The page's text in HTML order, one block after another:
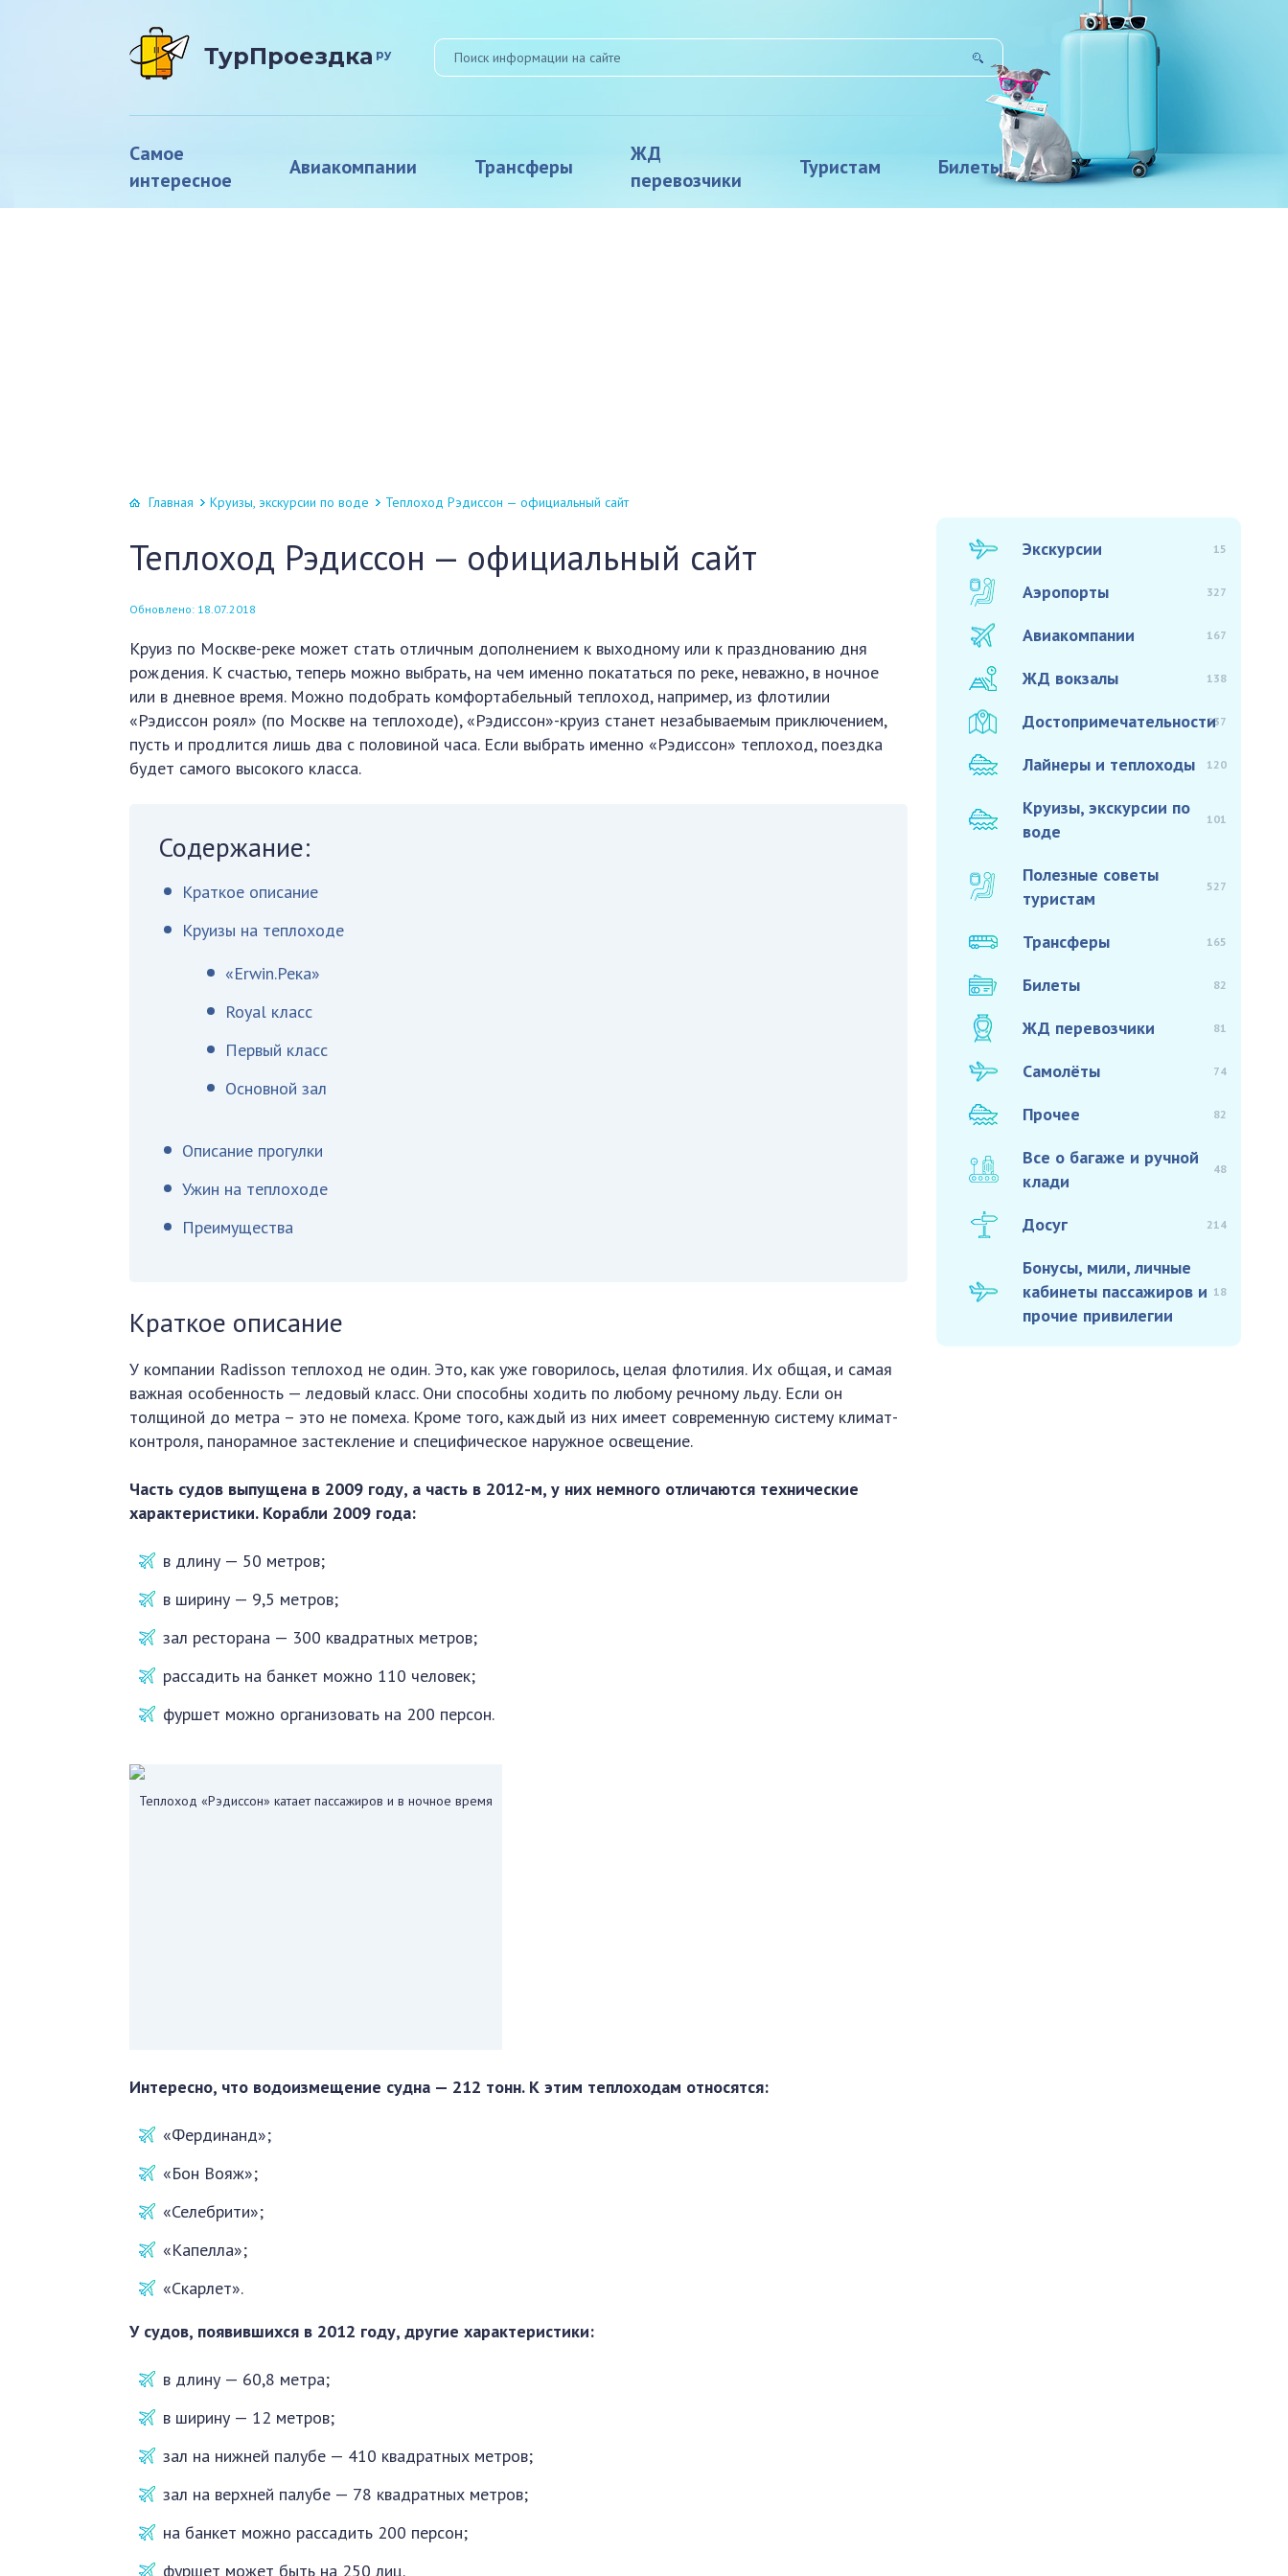
ТурПроездка ру
Самое
интересное
Авиакомпании Трансферы
ЖД
перевозчики
Туристам Билеты
Главная Круизы, экскурсии по воде Теплоход Рэдиссон — официальный сайт
Теплоход Рэдиссон — официальный сайт
Обновлено: 18.07.2018
Круиз по Москве-реке может стать отличным дополнением к выходному или к празднованию дня
рождения. К счастью, теперь можно выбрать, на чем именно покататься по реке, неважно, в ночное
или в дневное время. Можно подобрать комфортабельный теплоход, например, из флотилии
«Рэдиссон роял» (по Москве на теплоходе), «Рэдиссон»-круиз станет незабываемым приключением,
пусть и продлится лишь два с половиной часа. Если выбрать именно «Рэдиссон» теплоход, поездка
будет самого высокого класса.
Содержание:
Краткое описание
Круизы на теплоходе
«Erwin.Река»
Royal класс
Первый класс
Основной зал
Описание прогулки
Ужин на теплоходе
Преимущества
Краткое описание
У компании Radisson теплоход не один. Это, как уже говорилось, целая флотилия. Их общая, и самая
важная особенность — ледовый класс. Они способны ходить по любому речному льду. Если он
толщиной до метра – это не помеха. Кроме того, каждый из них имеет современную систему климат-
контроля, панорамное застекление и специфическое наружное освещение.
Часть судов выпущена в 2009 году, а часть в 2012-м, у них немного отличаются технические
характеристики. Корабли 2009 года:
в длину — 50 метров;
в ширину — 9,5 метров;
зал ресторана — 300 квадратных метров;
рассадить на банкет можно 110 человек;
фуршет можно организовать на 200 персон.
Теплоход «Рэдиссон» катает пассажиров и в ночное время
Интересно, что водоизмещение судна — 212 тонн. К этим теплоходам относятся:
«Фердинанд»;
«Бон Вояж»;
«Селебрити»;
«Капелла»;
«Скарлет».
У судов, появившихся в 2012 году, другие характеристики:
в длину — 60,8 метра;
в ширину — 12 метров;
зал на нижней палубе — 410 квадратных метров;
зал на верхней палубе — 78 квадратных метров;
на банкет можно рассадить 200 персон;
фуршет может быть на 250 лиц.
Экскурсии 15
Аэропорты 327
Авиакомпании 167
ЖД вокзалы 138
Достопримечательности937
Лайнеры и теплоходы 120
Круизы, экскурсии по
воде
101
Полезные советы
туристам
527
Трансферы 165
Билеты 82
ЖД перевозчики 81
Самолёты 74
Прочее 82
Все о багаже и ручной
клади
48
Досуг 214
Бонусы, мили, личные
кабинеты пассажиров и
прочие привилегии
18